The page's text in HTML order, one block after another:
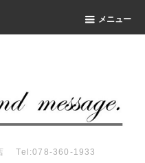
メニュー
店 Tel:078-360-1933